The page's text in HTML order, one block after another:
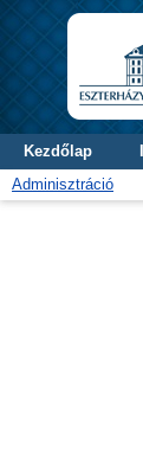
Kezdőlap
Adminisztráció